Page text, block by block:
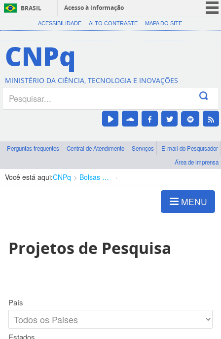
BRASIL
Acesso à informação
CORONAVÍRUS (COVID-19)
Canais
ACESSIBILIDADE ALTO CONTRASTE MAPA DO SITE
CNPq
MINISTÉRIO DA CIÊNCIA, TECNOLOGIA E INOVAÇÕES
Perguntas frequentes Central de Atendimento Serviços
E-mail do Pesquisador
Área de imprensa
Você está aqui:CNPq Bolsas e Auxílios Vigentes
MENU
Projetos de Pesquisa
País
Estados